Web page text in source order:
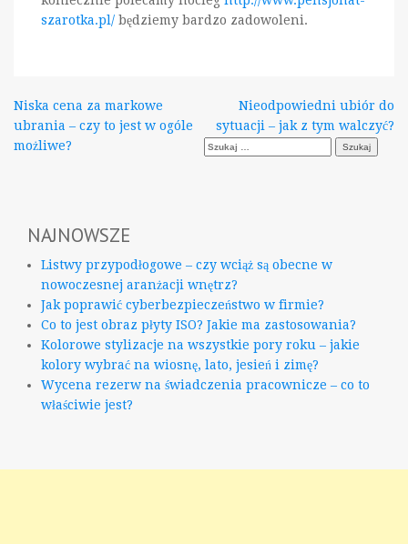
szarotka.pl/ będziemy bardzo zadowoleni.
Nawigacja
wpisu
Niska cena za markowe
ubrania – czy to jest w ogóle
możliwe?
Nieodpowiedni ubiór do
sytuacji – jak z tym walczyć?
Szukaj:
NAJNOWSZE
Listwy przypodłogowe – czy wciąż są obecne w
nowoczesnej aranżacji wnętrz?
Jak poprawić cyberbezpieczeństwo w firmie?
Co to jest obraz płyty ISO? Jakie ma zastosowania?
Kolorowe stylizacje na wszystkie pory roku – jakie
kolory wybrać na wiosnę, lato, jesień i zimę?
Wycena rezerw na świadczenia pracownicze – co to
właściwie jest?